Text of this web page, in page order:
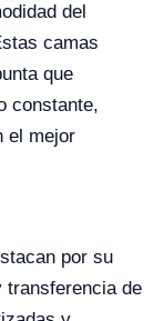
del
camas
que
constante,
el mejor
por su
transferencia de